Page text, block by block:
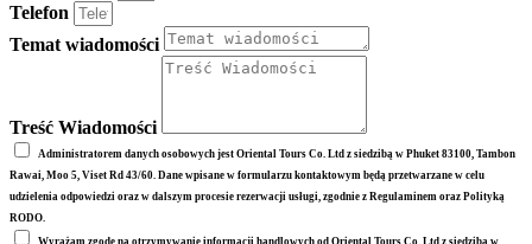
Telefon
Temat wiadomości
Treść Wiadomości
Administratorem danych osobowych jest Oriental Tours Co. Ltd z siedzibą w Phuket 83100, Tambon
Rawai, Moo 5, Viset Rd 43/60. Dane wpisane w formularzu kontaktowym będą przetwarzane w celu
udzielenia odpowiedzi oraz w dalszym procesie rezerwacji usługi, zgodnie z Regulaminem oraz Polityką
RODO.
Wyrażam zgodę na otrzymywanie informacji handlowych od Oriental Tours Co. Ltd z siedzibą w